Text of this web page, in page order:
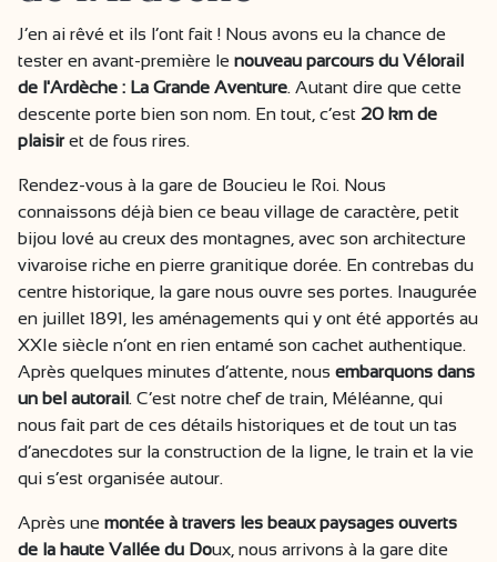
J’en ai rêvé et ils l’ont fait ! Nous avons eu la chance de
tester en avant-première le nouveau parcours du Vélorail
de l'Ardèche : La Grande Aventure. Autant dire que cette
descente porte bien son nom. En tout, c’est 20 km de
plaisiret de fous rires.
Rendez-vous à la gare de Boucieu le Roi. Nous
connaissons déjà bien ce beau village de caractère, petit
bijou lové au creux des montagnes, avec son architecture
vivaroise riche en pierre granitique dorée. En contrebas du
centre historique, la gare nous ouvre ses portes. Inaugurée
en juillet 1891, les aménagements qui y ont été apportés au
XXIe siècle n’ont en rien entamé son cachet authentique.
Après quelques minutes d’attente, nous embarquons dans
un bel autorail. C’est notre chef de train, Méléanne, qui
nous fait part de ces détails historiques et de tout un tas
d’anecdotes sur la construction de la ligne, le train et la vie
qui s’est organisée autour.
Après une montée à travers les beaux paysages ouverts
de la haute Vallée du Doux, nous arrivons à la gare dite